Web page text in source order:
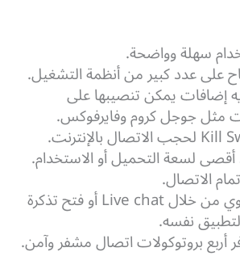
سهلة وواضحة.
على عدد كبير من أنظمة التشغيل.
إضافات يمكن تنصيبها على
مثل جوجل كروم وفايرفوكس.
لسعة التحميل أو الاستخدام.
الاتصال.
دعم فني قوي من خلال Live chat أو فتح تذكرة
نفسه.
أربع بروتوكولات اتصال مشفر وآمن.